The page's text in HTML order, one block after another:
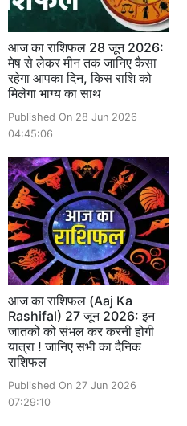
आज का राशिफल 28 जून 2026:
मेष से लेकर मीन तक जानिए कैसा
रहेगा आपका दिन, किस राशि को
मिलेगा भाग्य का साथ
Published On 28 Jun 2026
04:45:06
आज का राशिफल (Aaj Ka
Rashifal) 27 जून 2026: इन
जातकों को संभल कर करनी होगी
यात्रा ! जानिए सभी का दैनिक
राशिफल
Published On 27 Jun 2026
07:29:10